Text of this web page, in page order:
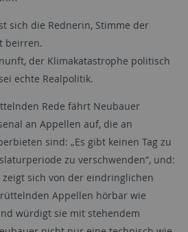
sich die Rednerin, Stimme der
beirren.
der Klimakatastrophe politisch
echte Realpolitik.
Rede fährt Neubauer
an Appellen auf, die an
sind: „Es gibt keinen Tag zu
zu verschwenden“, und:
zeigt sich von der eindringlichen
Appellen hörbar wie
würdigt sie mit stehendem